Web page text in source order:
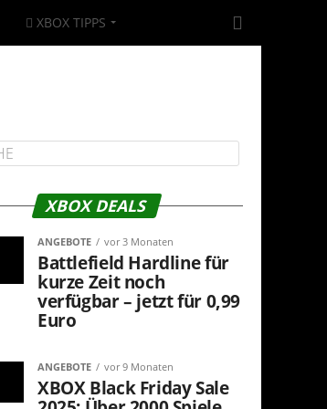
XBOX TIPPS
XBOX DEALS
ANGEBOTE vor 3 Monaten
Battlefield Hardline für
kurze Zeit noch
verfügbar – jetzt für 0,99
Euro
ANGEBOTE vor 9 Monaten
XBOX Black Friday Sale